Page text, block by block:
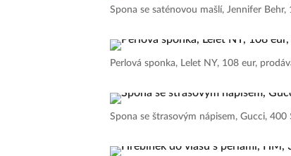
Spona se saténovou mašlí, Jennifer
Perlová sponka, Lelet NY, 108 eur,
Spona se štrasovým nápisem, Gucci,